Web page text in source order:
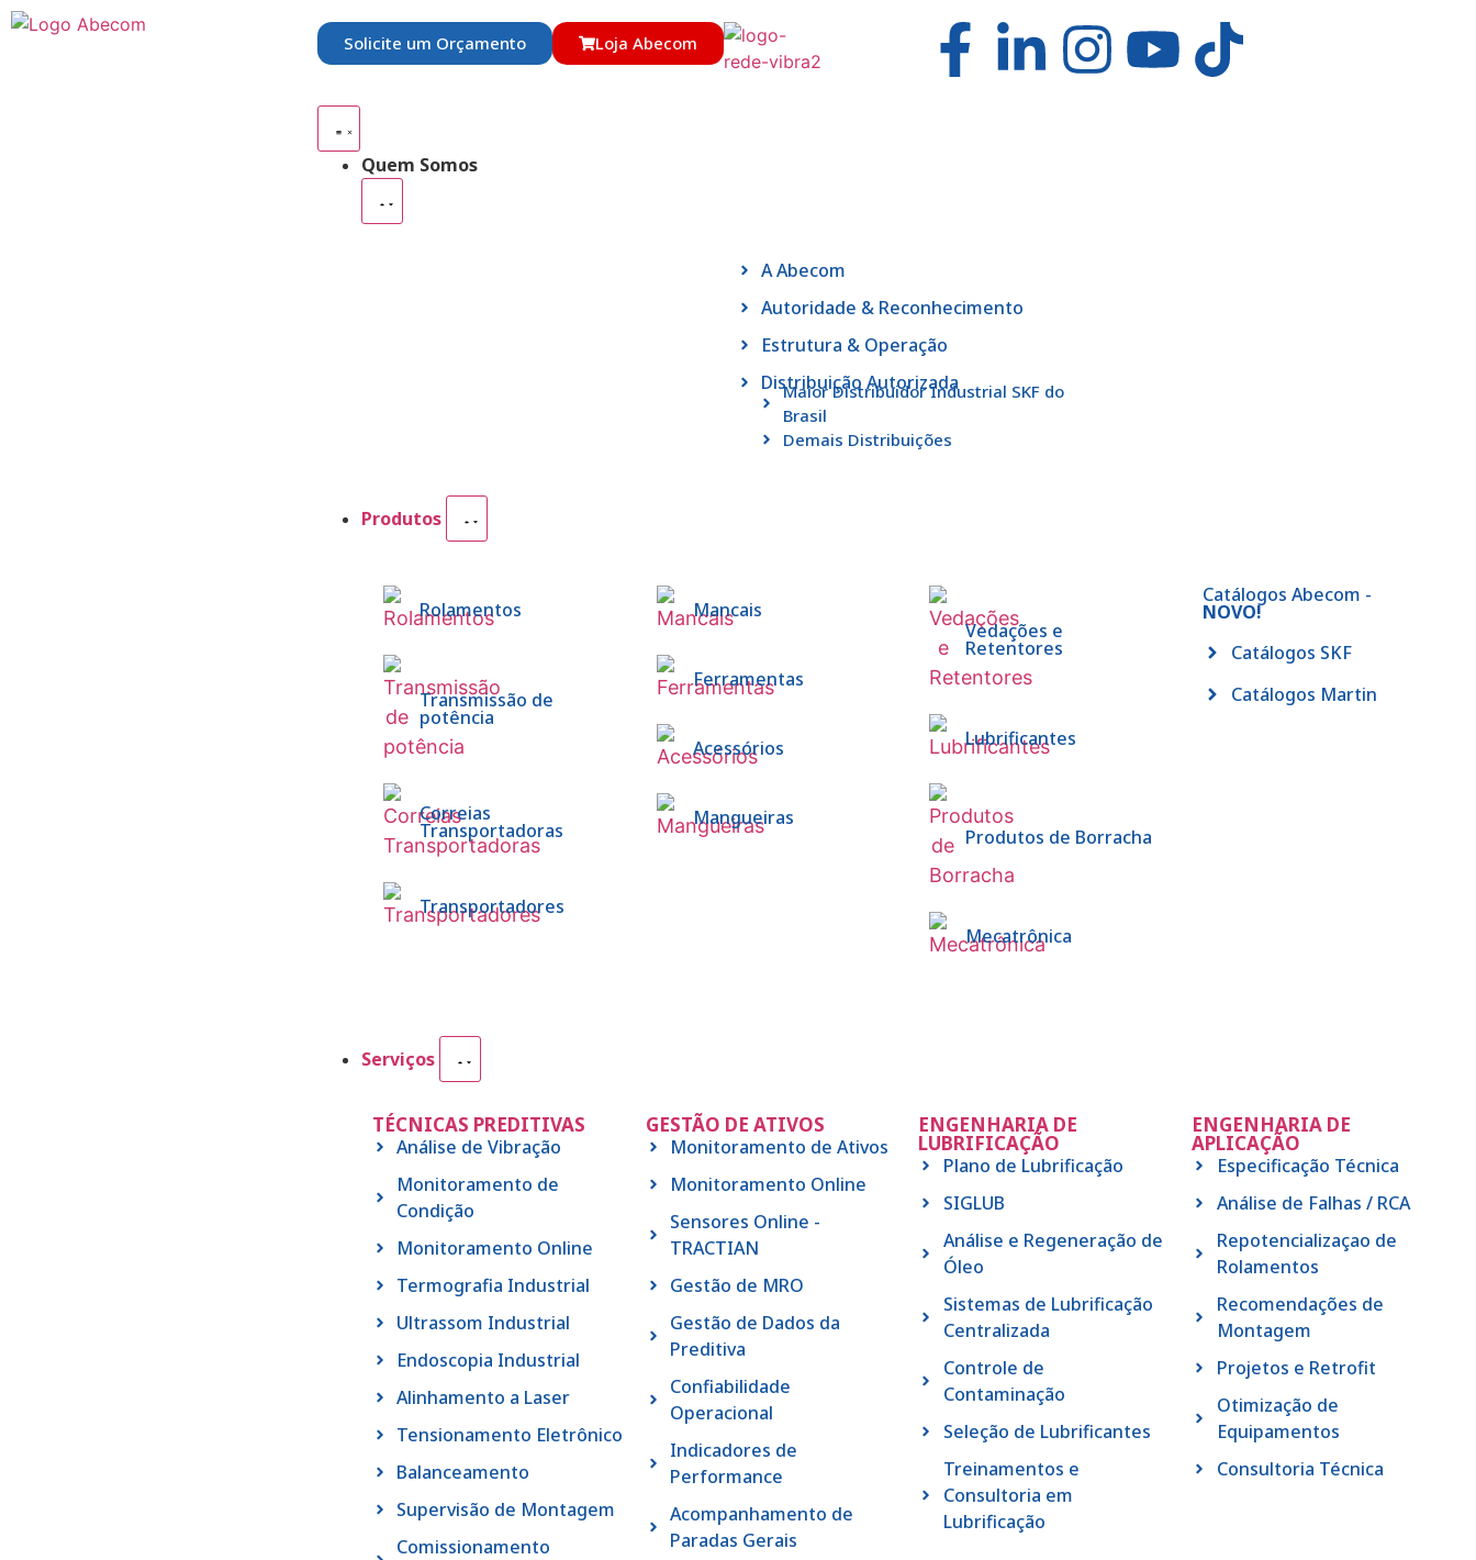
Solicite um Orçamento Loja Abecom
Quem Somos
A Abecom
Autoridade & Reconhecimento
Estrutura & Operação
Distribuição Autorizada
Maior Distribuidor Industrial SKF do
Brasil
Demais Distribuições
Produtos
Rolamentos
Transmissão de
potência
Correias
Transportadoras
Transportadores
Mancais
Ferramentas
Acessórios
Mangueiras
Vedações e
Retentores
Lubrificantes
Produtos de Borracha
Mecatrônica
Catálogos Abecom -
NOVO!
Catálogos SKF
Catálogos Martin
Serviços
TÉCNICAS PREDITIVAS
Análise de Vibração
Monitoramento de
Condição
Monitoramento Online
Termografia Industrial
Ultrassom Industrial
Endoscopia Industrial
Alinhamento a Laser
Tensionamento Eletrônico
Balanceamento
Supervisão de Montagem
Comissionamento
GESTÃO DE ATIVOS
Monitoramento de Ativos
Monitoramento Online
Sensores Online -
TRACTIAN
Gestão de MRO
Gestão de Dados da
Preditiva
Confiabilidade
Operacional
Indicadores de
Performance
Acompanhamento de
Paradas Gerais
ENGENHARIA DE
LUBRIFICAÇÃO
Plano de Lubrificação
SIGLUB
Análise e Regeneração de
Óleo
Sistemas de Lubrificação
Centralizada
Controle de
Contaminação
Seleção de Lubrificantes
Treinamentos e
Consultoria em
Lubrificação
ENGENHARIA DE
APLICAÇÃO
Especificação Técnica
Análise de Falhas / RCA
Repotencializaçao de
Rolamentos
Recomendações de
Montagem
Projetos e Retrofit
Otimização de
Equipamentos
Consultoria Técnica